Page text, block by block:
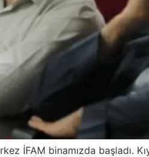
İFAM binamızda başladı.